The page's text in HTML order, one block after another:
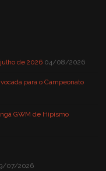
de 2026 04/08/2026
para o Campeonato
GWM de Hipismo
07/2026